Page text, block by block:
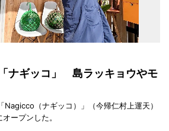
ナギッコ」 島ラッキョウやモ
Nagicco（ナギッコ）」（今帰仁村上運天）
ープンした。